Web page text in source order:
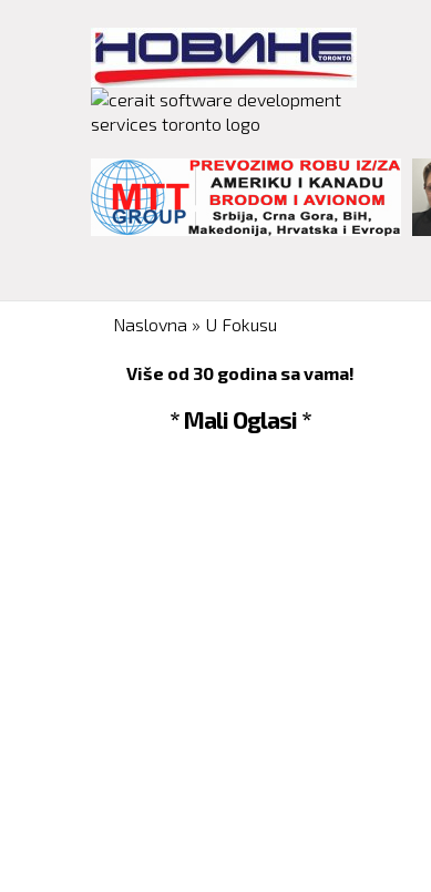
You are here
Naslovna » U Fokusu
Više od 30 godina sa vama!
* Mali Oglasi *